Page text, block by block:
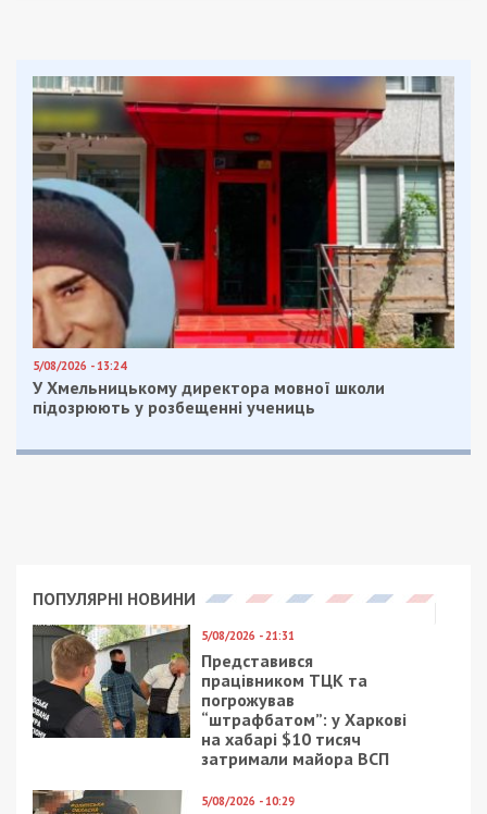
5/08/2026 - 13:24
У Хмельницькому директора мовної школи
підозрюють у розбещенні учениць
ПОПУЛЯРНІ НОВИНИ
5/08/2026 - 21:31
Представився
працівником ТЦК та
погрожував
“штрафбатом”: у Харкові
на хабарі $10 тисяч
затримали майора ВСП
5/08/2026 - 10:29